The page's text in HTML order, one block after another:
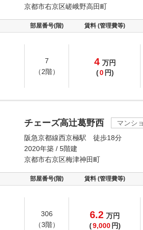
京都市右京区嵯峨野高田町
部屋番号(階) 賃料 (管理費等)
7
（2階）
4 万円
(0 円)
チェーズ高辻葛野西
マンシ
阪急京都線西京極駅 徒歩18分
2020年築 / 5階建
京都市右京区梅津神田町
部屋番号(階) 賃料 (管理費等)
306
（3階）
6.2 万円
(9,000 円)